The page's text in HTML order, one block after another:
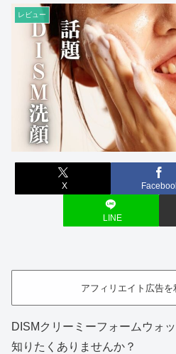
レビュー
X
LINE
アフィリエイト広告
DISMクリーミーフォームウォ
知りたくありませんか？